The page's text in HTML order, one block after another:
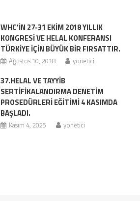
WHC’İN 27-31 EKİM 2018 YILLIK
KONGRESİ VE HELAL KONFERANSI
TÜRKİYE İÇİN BÜYÜK BİR FIRSATTIR.
Ağustos 10, 2018 yonetici
37.HELAL VE TAYYİB
SERTİFİKALANDIRMA DENETİM
PROSEDÜRLERİ EĞİTİMİ 4 KASIMDA
BAŞLADI.
Kasım 4, 2025 yonetici